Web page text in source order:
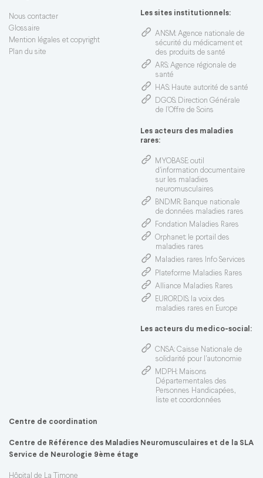
Nous contacter
Glossaire
Mention légales et copyright
Plan du site
Les sites institutionnels:
ANSM: Agence nationale de
sécurité du médicament et
des produits de santé
ARS: Agence régionale de
santé
HAS: Haute autorité de santé
DGOS: Direction Générale
de l’Offre de Soins
Les acteurs des maladies
rares:
MYOBASE: outil
d'information documentaire
sur les maladies
neuromusculaires
BNDMR: Banque nationale
de données maladies rares
Fondation Maladies Rares
Orphanet: le portail des
maladies rares
Maladies rares Info Services
Plateforme Maladies Rares
Alliance Maladies Rares
EURORDIS: la voix des
maladies rares en Europe
Les acteurs du medico-social:
CNSA: Caisse Nationale de
solidarité pour l'autonomie
MDPH: Maisons
Départementales des
Personnes Handicapées,
liste et coordonnées
Centre de coordination
Centre de Référence des Maladies Neuromusculaires et de la SLA
Service de Neurologie 9ème étage
Hôpital de La Timone